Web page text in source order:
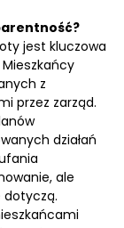
jest kluczowa
z
przez zarząd.
działań
ale
dotyczą.